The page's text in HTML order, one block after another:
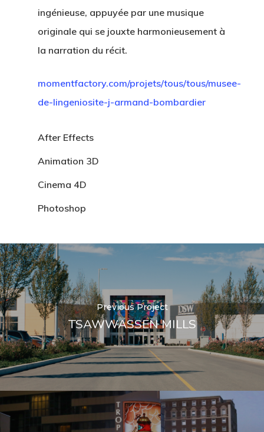
ingénieuse, appuyée par une musique
originale qui se jouxte harmonieusement à
la narration du récit.
momentfactory.com/projets/tous/tous/musee-
de-lingeniosite-j-armand-bombardier
After Effects
Animation 3D
Cinema 4D
Photoshop
Previous Project
TSAWWASSEN MILLS